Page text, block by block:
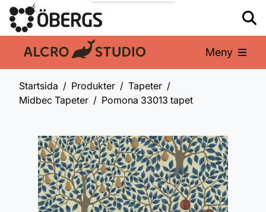
En del av: Meny
Startsida Produkter
Tapeter
Midbec Tapeter
Pomona 33013 tapet